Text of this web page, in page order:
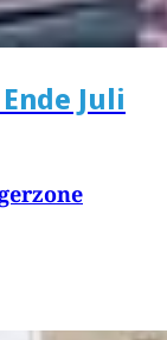
Juli